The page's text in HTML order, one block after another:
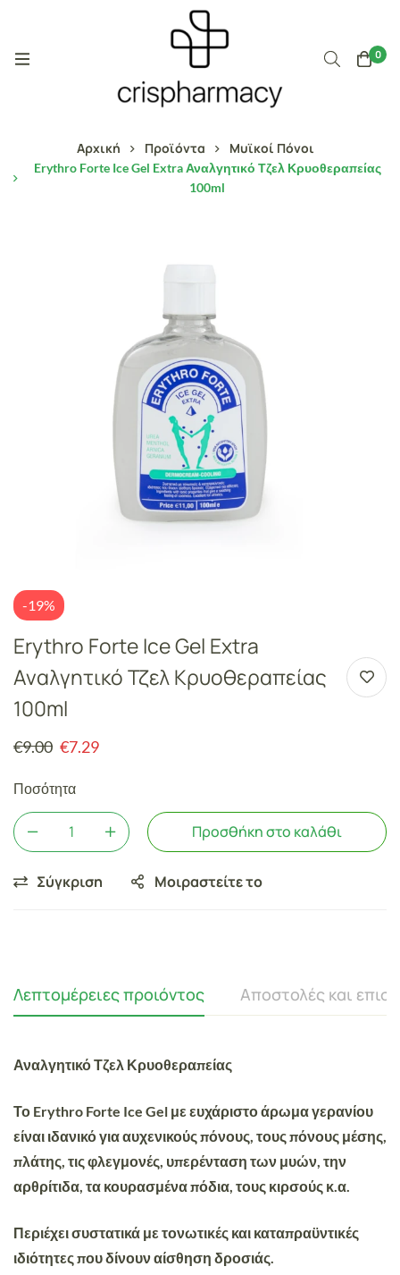
0
Αρχική Προϊόντα Μυϊκοί Πόνοι
Erythro Forte Ice Gel Extra Αναλγητικό Τζελ Κρυοθεραπείας
100ml
-19%
Erythro Forte Ice Gel Extra
Αναλγητικό Τζελ Κρυοθεραπείας
100ml
€9.00 €7.29
Ποσότητα
Προσθήκη στο καλάθι
Σύγκριση Μοιραστείτε το
Λεπτομέρειες προιόντος Αποστολές και
Αναλγητικό Τζελ Κρυοθεραπείας
Το Erythro Forte Ice Gel με ευχάριστο άρωμα γερανίου
είναι ιδανικό για αυχενικούς πόνους, τους πόνους μέσης,
πλάτης, τις φλεγμονές, υπερένταση των μυών, την
αρθρίτιδα, τα κουρασμένα πόδια, τους κιρσούς κ.α.
Περιέχει συστατικά με τονωτικές και καταπραϋντικές
ιδιότητες που δίνουν αίσθηση δροσιάς.